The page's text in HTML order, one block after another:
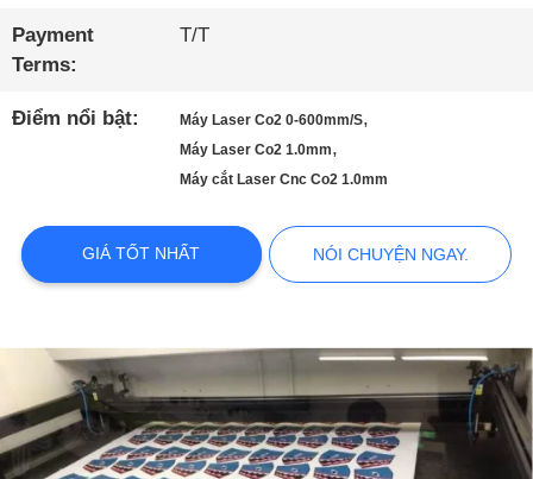
NHÀ
MÁY
SOÁT
CHẤT
LIÊN
HỆ
Payment
Terms:
T/T
Điểm nổi bật: Máy Laser Co2 0-600mm/S,
Máy Laser Co2 1.0mm,
Máy cắt Laser Cnc Co2 1.0mm
GIÁ TỐT NHẤT NÓI CHUYỆN NGAY.